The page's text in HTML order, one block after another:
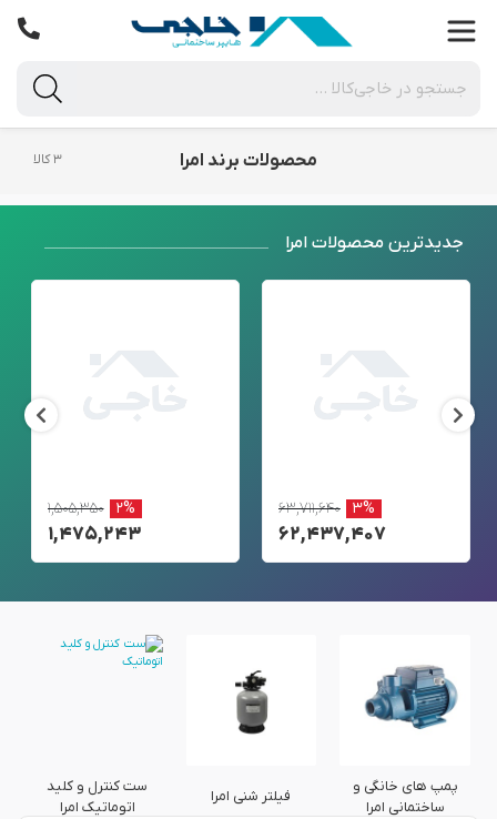
محصولات برند امرا ۳ کالا
جدید‌ترین محصولات امرا
۶۳,۷۱۱,۶۴۰ ۳%
۶۲,۴۳۷,۴۰۷
۱,۵۰۵,۳۵۰ ۲%
۱,۴۷۵,۲۴۳
پمپ های خانگی و
ساختمانی امرا
فیلتر شنی امرا
ست کنترل و کلید
اتوماتیک امرا